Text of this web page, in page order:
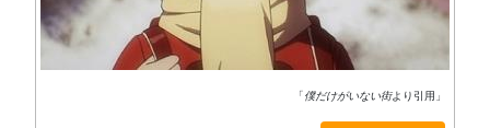
「僕だけがいない街より引用」